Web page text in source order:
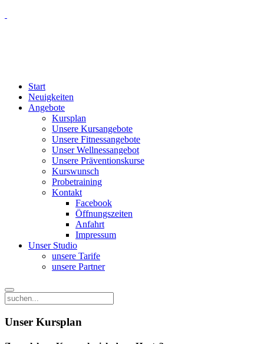
Start
Neuigkeiten
Angebote
Kursplan
Unsere Kursangebote
Unsere Fitnessangebote
Unser Wellnessangebot
Unsere Präventionskurse
Kurswunsch
Probetraining
Kontakt
Facebook
Öffnungszeiten
Anfahrt
Impressum
Unser Studio
unsere Tarife
unsere Partner
Unser Kursplan